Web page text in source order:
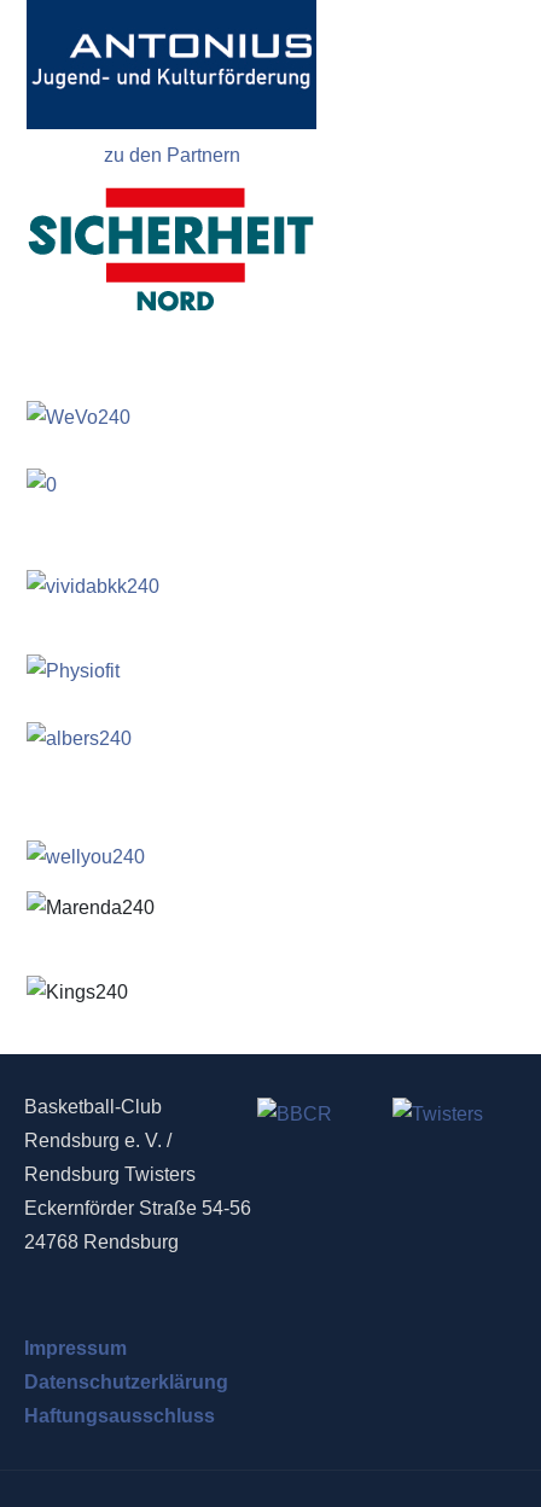
zu den Partnern
Basketball-Club
Rendsburg e. V. /
Rendsburg Twisters
Eckernförder Straße 54-56
24768 Rendsburg
Impressum
Datenschutzerklärung
Haftungsausschluss